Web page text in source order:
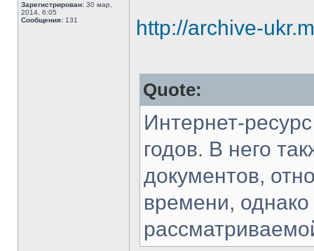
Зарегистрирован: 30 мар,
2014, 6:05
Сообщения: 131 http://archive-
Quote:
Интернет-
годов. В него
документов,
времени,